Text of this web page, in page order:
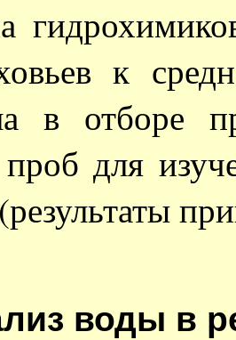
к
в отборе
для
воды в